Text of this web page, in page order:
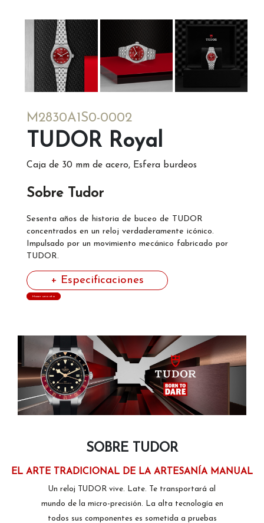
M2830A1S0-0002
TUDOR Royal
Caja de 30 mm de acero, Esfera burdeos
Sobre Tudor
Sesenta años de historia de buceo de TUDOR
concentrados en un reloj verdaderamente icónico.
Impulsado por un movimiento mecánico fabricado por
TUDOR.
+ Especificaciones
Hacer una cita
SOBRE TUDOR
EL ARTE TRADICIONAL DE LA ARTESANÍA MANUAL
Un reloj TUDOR vive. Late. Te transportará al
mundo de la micro-precisión. La alta tecnología en
todos sus componentes es sometida a pruebas